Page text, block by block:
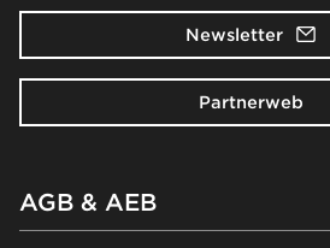
Newsletter
Partnerweb
AGB & AEB